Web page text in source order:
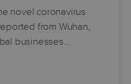
novel coronavirus
from Wuhan,
businesses…